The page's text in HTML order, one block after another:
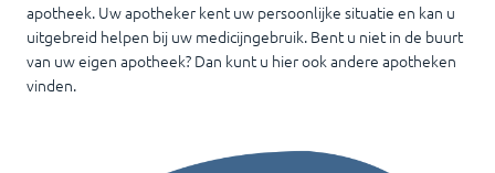
apotheek. Uw apotheker kent uw persoonlijke situatie en kan u
uitgebreid helpen bij uw medicijngebruik. Bent u niet in de buurt
van uw eigen apotheek? Dan kunt u hier ook andere apotheken
vinden.